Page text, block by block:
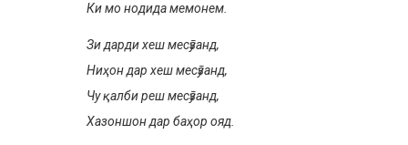
Ки мо нодида мемонем.
Зи дарди хеш месӯзанд,
Ниҳон дар хеш месӯзанд,
Чу қалби реш месӯзанд,
Хазоншон дар баҳор ояд.